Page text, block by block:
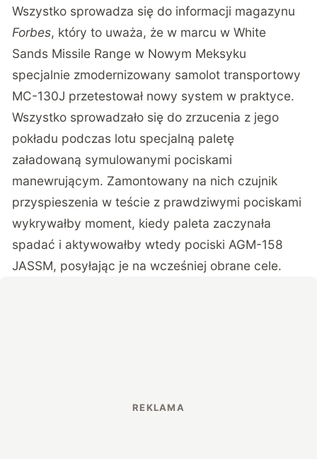
Wszystko sprowadza się do informacji magazynu
Forbes, który to uważa, że w marcu w White
Sands Missile Range w Nowym Meksyku
specjalnie zmodernizowany samolot transportowy
MC-130J przetestował nowy system w praktyce.
Wszystko sprowadzało się do zrzucenia z jego
pokładu podczas lotu specjalną paletę
załadowaną symulowanymi pociskami
manewrującym. Zamontowany na nich czujnik
przyspieszenia w teście z prawdziwymi pociskami
wykrywałby moment, kiedy paleta zaczynała
spadać i aktywowałby wtedy pociski AGM-158
JASSM, posyłając je na wcześniej obrane cele.